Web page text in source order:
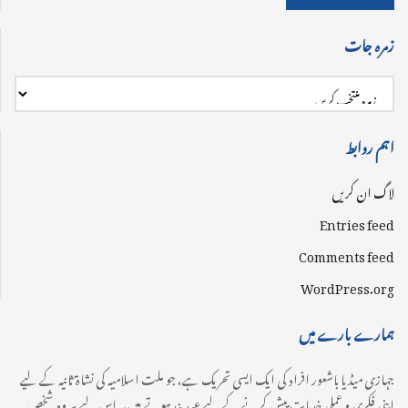
زمرہ جات
اہم روابط
لاگ ان کریں
Entries feed
Comments feed
WordPress.org
ہمارے بارے میں
جہازی میڈیا باشعور افراد کی ایک ایسی تحریک ہے، جو ملت اسلامیہ کی نشاۃ ثانیہ کے لیے